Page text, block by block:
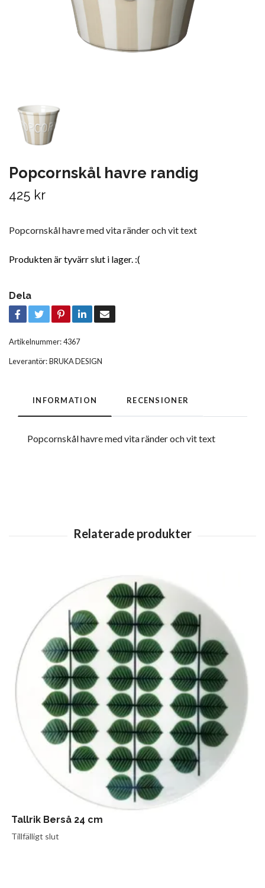
Popcornskål havre randig
425 kr
Popcornskål havre med vita ränder och vit text
Produkten är tyvärr slut i lager. :(
Dela
Artikelnummer:4367
Leverantör:BRUKA DESIGN
INFORMATION RECENSIONER
Popcornskål havre med vita ränder och vit text
Tallrik Berså 24 cm
Tillfälligt slut